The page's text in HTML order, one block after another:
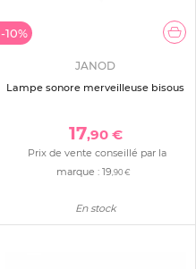
-10%
JANOD
Lampe sonore merveilleuse bisous
17,90 €
Prix de vente conseillé par la
marque :19 ,90 €
En stock